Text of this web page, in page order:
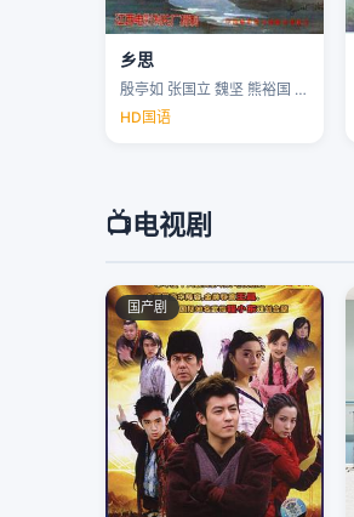
乡思
殷亭如 张国立 魏坚 熊裕国 …
HD国语
📺电视剧
国产剧